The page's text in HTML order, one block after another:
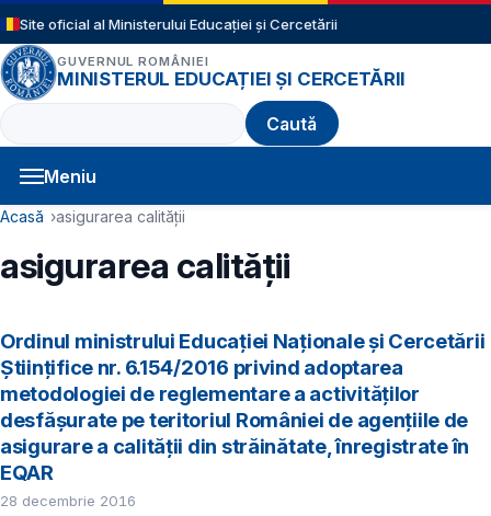
Sari la conținutul principal
Site oficial al Ministerului Educației și Cercetării
GUVERNUL ROMÂNIEI
MINISTERUL EDUCAȚIEI ȘI CERCETĂRII
Caută
Meniu
Navigație principală
Cale de navigare
Acasă asigurarea calității
asigurarea calității
Ordinul ministrului Educației Naționale și Cercetării
Științifice nr. 6.154/2016 privind adoptarea
metodologiei de reglementare a activităților
desfășurate pe teritoriul României de agențiile de
asigurare a calității din străinătate, înregistrate în
EQAR
28 decembrie 2016